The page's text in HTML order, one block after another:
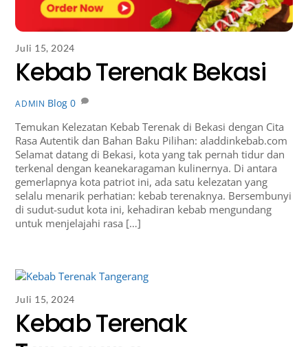
Juli 15, 2024
Kebab Terenak Bekasi
ADMIN Blog 0
Temukan Kelezatan Kebab Terenak di Bekasi dengan Cita
Rasa Autentik dan Bahan Baku Pilihan: aladdinkebab.com
Selamat datang di Bekasi, kota yang tak pernah tidur dan
terkenal dengan keanekaragaman kulinernya. Di antara
gemerlapnya kota patriot ini, ada satu kelezatan yang
selalu menarik perhatian: kebab terenaknya. Bersembunyi
di sudut-sudut kota ini, kehadiran kebab mengundang
untuk menjelajahi rasa […]
Juli 15, 2024
Kebab Terenak